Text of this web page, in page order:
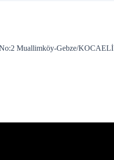
Muallimköy-Gebze/KOCAELİ